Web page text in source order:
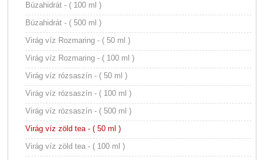
Búzahidrát - ( 100 ml )
Búzahidrát - ( 500 ml )
Virág víz Rozmaring - ( 50 ml )
Virág víz Rozmaring - ( 100 ml )
Virág víz rózsaszín - ( 50 ml )
Virág víz rózsaszín - ( 100 ml )
Virág víz rózsaszín - ( 500 ml )
Virág víz zöld tea - ( 50 ml )
Virág víz zöld tea - ( 100 ml )